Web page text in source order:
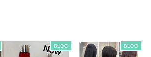
BLOG BLOG